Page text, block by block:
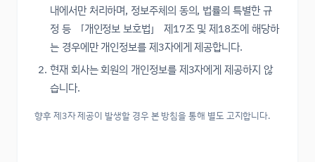
내에서만 처리하며, 정보주체의 동의, 법률의 특별한 규
정 등 「개인정보 보호법」 제17조 및 제18조에 해당하
는 경우에만 개인정보를 제3자에게 제공합니다.
현재 회사는 회원의 개인정보를 제3자에게 제공하지 않
습니다.
향후 제3자 제공이 발생할 경우 본 방침을 통해 별도 고지합니다.